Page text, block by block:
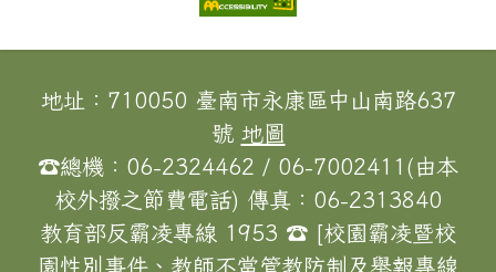
頁尾區域內容
地址：710050 臺南市永康區中山南路637
號 地圖
☎總機：06-2324462 / 06-7002411(由本
校外撥之節費電話) 傳真：06-2313840
教育部反霸凌專線 1953 ☎ [校園霸凌暨校
園性別事件、教師不當管教防制及舉報專線